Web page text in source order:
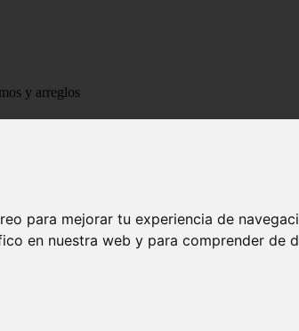
para mejorar tu experiencia de
en nuestra web y para comprender de
y arreglos
ramos y arreglos